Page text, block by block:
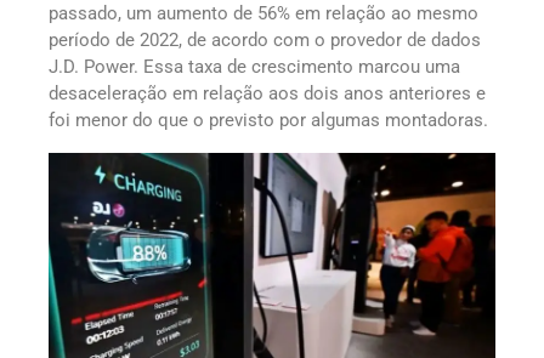
passado, um aumento de 56% em relação ao mesmo
período de 2022, de acordo com o provedor de dados
J.D. Power. Essa taxa de crescimento marcou uma
desaceleração em relação aos dois anos anteriores e
foi menor do que o previsto por algumas montadoras.